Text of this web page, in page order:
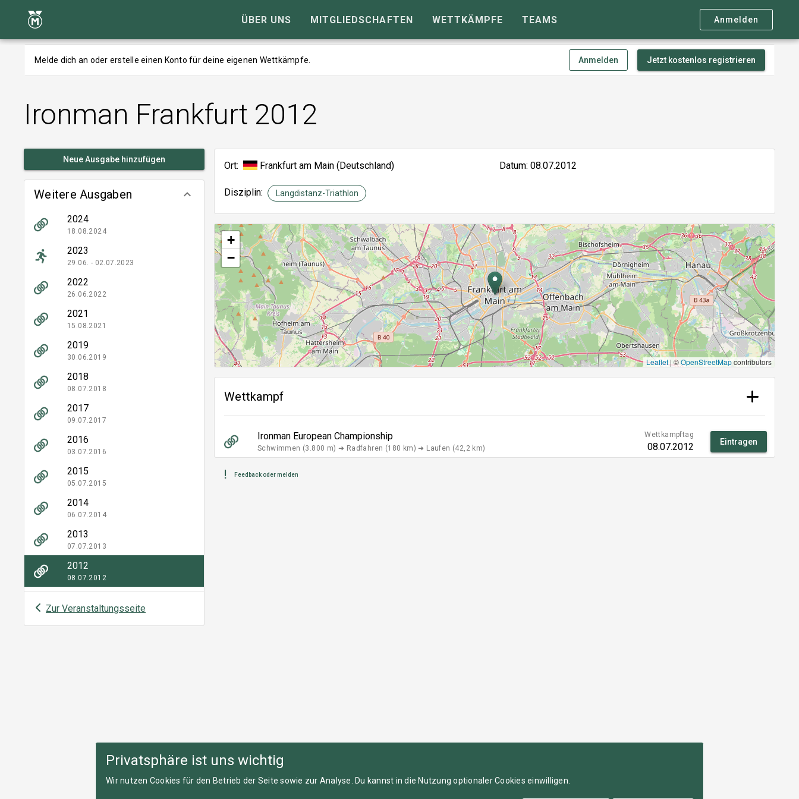
ÜBER UNS MITGLIEDSCHAFTEN WETTKÄMPFE TEAMS Anmelden
Melde dich an oder erstelle einen Konto für deine eigenen Wettkämpfe. Anmelden Jetzt kostenlos registrieren
Ironman Frankfurt 2012
Neue Ausgabe hinzufügen
Weitere Ausgaben keyboard_arrow_down
2024
18.08.2024
2023
29.06. - 02.07.2023
2022
26.06.2022
2021
15.08.2021
2019
30.06.2019
2018
08.07.2018
2017
09.07.2017
2016
03.07.2016
2015
05.07.2015
2014
06.07.2014
2013
07.07.2013
2012
08.07.2012
Zur Veranstaltungsseite
Ort: Frankfurt am Main (Deutschland) Datum: 08.07.2012
Disziplin: Langdistanz-Triathlon
+
−
Leaflet | ©OpenStreetMapcontributors
Wettkampf
Ironman European Championship
Schwimmen (3.800 m) ➜ Radfahren (180 km) ➜ Laufen (42,2 km)
Wettkampftag
08.07.2012 Eintragen
Feedback oder melden
Privatsphäre ist uns wichtig
Wir nutzen Cookies für den Betrieb der Seite sowie zur Analyse. Du kannst in die Nutzung optionaler Cookies einwilligen.